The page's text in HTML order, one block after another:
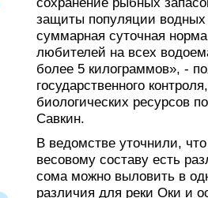
защиты популяции водных
суммарная суточная
любителей на всех
более 5 килограммов», -
государственного
биологических ресурсов
Савкин.
В ведомстве уточнили,
весовому составу есть
сома можно выловить в
различия для реки Оки и